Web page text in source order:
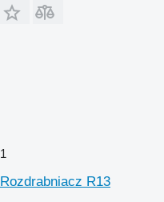
1
Rozdrabniacz R13